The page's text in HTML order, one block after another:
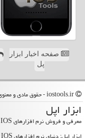
صفحه اخبار ابزار
پل
ابزار اپل
معرفی و فروش نرم افزارهای IOS